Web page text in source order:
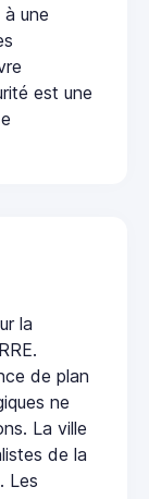
une
est une
la
de plan
ne
La ville
de la
Les